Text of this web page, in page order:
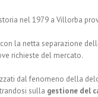
nel 1979 a Villorba
la netta separazione
richieste del mercato.
dal fenomeno della
sulla gestione del